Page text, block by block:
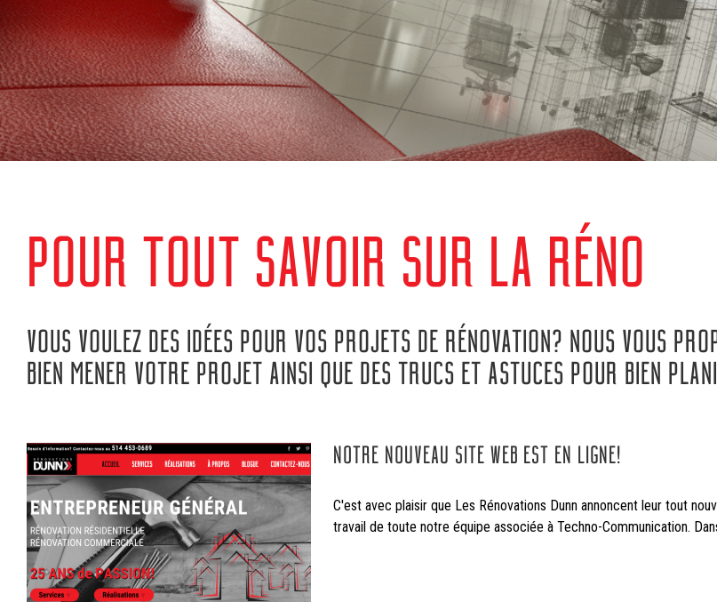
POUR TOUT SAVOIR SUR LA RÉNO
VOUS VOULEZ DES IDÉES POUR VOS PROJETS DE RÉNOVATION? NOUS VOUS
BIEN MENER VOTRE PROJET AINSI QUE DES TRUCS ET ASTUCES POUR BIEN
NOTRE NOUVEAU SITE WEB EST EN LIGNE!
C'est avec plaisir que Les Rénovations Dunn annoncent leur tout
travail de toute notre équipe associée à Techno-Communication.